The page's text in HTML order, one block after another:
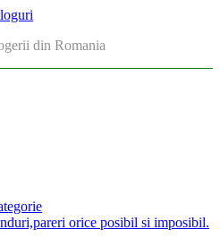
din Romania
orice posibil si imposibil.